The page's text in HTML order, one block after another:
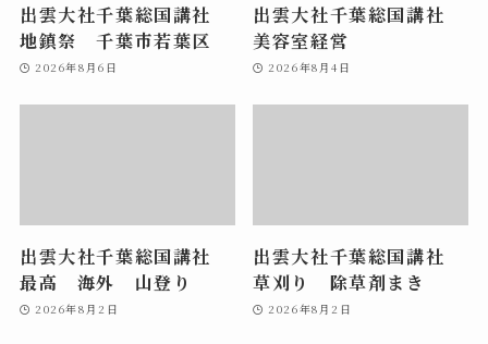
出雲大社千葉総国講社
地鎮祭 千葉市若葉区
2026年8月6日
出雲大社千葉総国講社
美容室経営
2026年8月4日
出雲大社千葉総国講社
最高 海外 山登り
2026年8月2日
出雲大社千葉総国講社
草刈り 除草剤まき
2026年8月2日